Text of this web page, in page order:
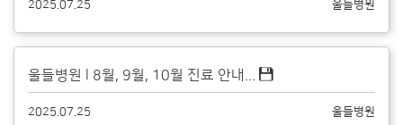
울들병원
2025.07.25
울들병원 l 8월, 9월, 10월 진료 안내...
울들병원
2025.07.25